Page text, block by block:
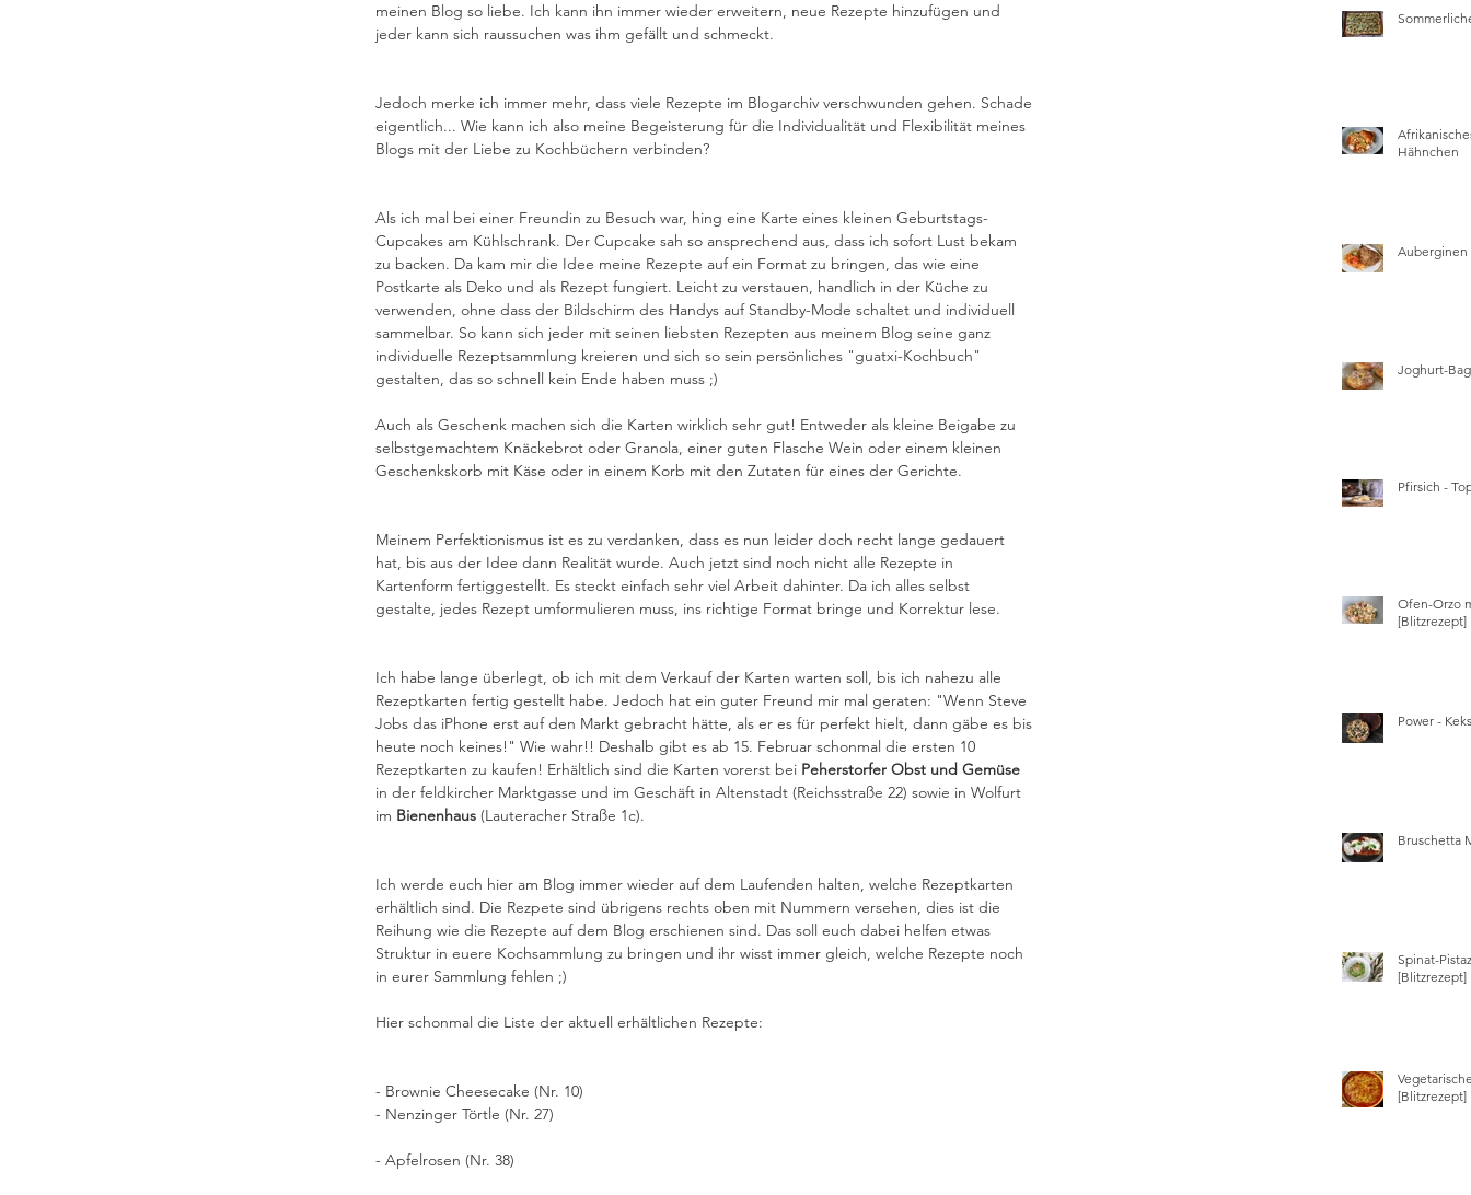
meinen Blog so liebe. Ich kann ihn immer wieder erweitern, neue Rezepte hinzufügen und
jeder kann sich raussuchen was ihm gefällt und schmeckt.
Jedoch merke ich immer mehr, dass viele Rezepte im Blogarchiv verschwunden gehen. Schade
eigentlich... Wie kann ich also meine Begeisterung für die Individualität und Flexibilität meines
Blogs mit der Liebe zu Kochbüchern verbinden?
Als ich mal bei einer Freundin zu Besuch war, hing eine Karte eines kleinen Geburtstags-
Cupcakes am Kühlschrank. Der Cupcake sah so ansprechend aus, dass ich sofort Lust bekam
zu backen. Da kam mir die Idee meine Rezepte auf ein Format zu bringen, das wie eine
Postkarte als Deko und als Rezept fungiert. Leicht zu verstauen, handlich in der Küche zu
verwenden, ohne dass der Bildschirm des Handys auf Standby-Mode schaltet und individuell
sammelbar. So kann sich jeder mit seinen liebsten Rezepten aus meinem Blog seine ganz
individuelle Rezeptsammlung kreieren und sich so sein persönliches "guatxi-Kochbuch"
gestalten, das so schnell kein Ende haben muss ;)
Auch als Geschenk machen sich die Karten wirklich sehr gut! Entweder als kleine Beigabe zu
selbstgemachtem Knäckebrot oder Granola, einer guten Flasche Wein oder einem kleinen
Geschenkskorb mit Käse oder in einem Korb mit den Zutaten für eines der Gerichte.
Meinem Perfektionismus ist es zu verdanken, dass es nun leider doch recht lange gedauert
hat, bis aus der Idee dann Realität wurde. Auch jetzt sind noch nicht alle Rezepte in
Kartenform fertiggestellt. Es steckt einfach sehr viel Arbeit dahinter. Da ich alles selbst
gestalte, jedes Rezept umformulieren muss, ins richtige Format bringe und Korrektur lese.
Ich habe lange überlegt, ob ich mit dem Verkauf der Karten warten soll, bis ich nahezu alle
Rezeptkarten fertig gestellt habe. Jedoch hat ein guter Freund mir mal geraten: "Wenn Steve
Jobs das iPhone erst auf den Markt gebracht hätte, als er es für perfekt hielt, dann gäbe es bis
heute noch keines!" Wie wahr!! Deshalb gibt es ab 15. Februar schonmal die ersten 10
Rezeptkarten zu kaufen! Erhältlich sind die Karten vorerst bei Peherstorfer Obst und Gemüse
in der feldkircher Marktgasse und im Geschäft in Altenstadt (Reichsstraße 22) sowie in Wolfurt
im Bienenhaus (Lauteracher Straße 1c).
Ich werde euch hier am Blog immer wieder auf dem Laufenden halten, welche Rezeptkarten
erhältlich sind. Die Rezpete sind übrigens rechts oben mit Nummern versehen, dies ist die
Reihung wie die Rezepte auf dem Blog erschienen sind. Das soll euch dabei helfen etwas
Struktur in euere Kochsammlung zu bringen und ihr wisst immer gleich, welche Rezepte noch
in eurer Sammlung fehlen ;)
Hier schonmal die Liste der aktuell erhältlichen Rezepte:
- Brownie Cheesecake (Nr. 10)
- Nenzinger Törtle (Nr. 27)
- Apfelrosen (Nr. 38)
Hähnchen
Auberginen
Joghurt-
Pfirsich -
Ofen-Orzo
[Blitzrezept]
Power -
Bruschetta
Spinat-
[Blitzrezept]
[Blitzrezept]